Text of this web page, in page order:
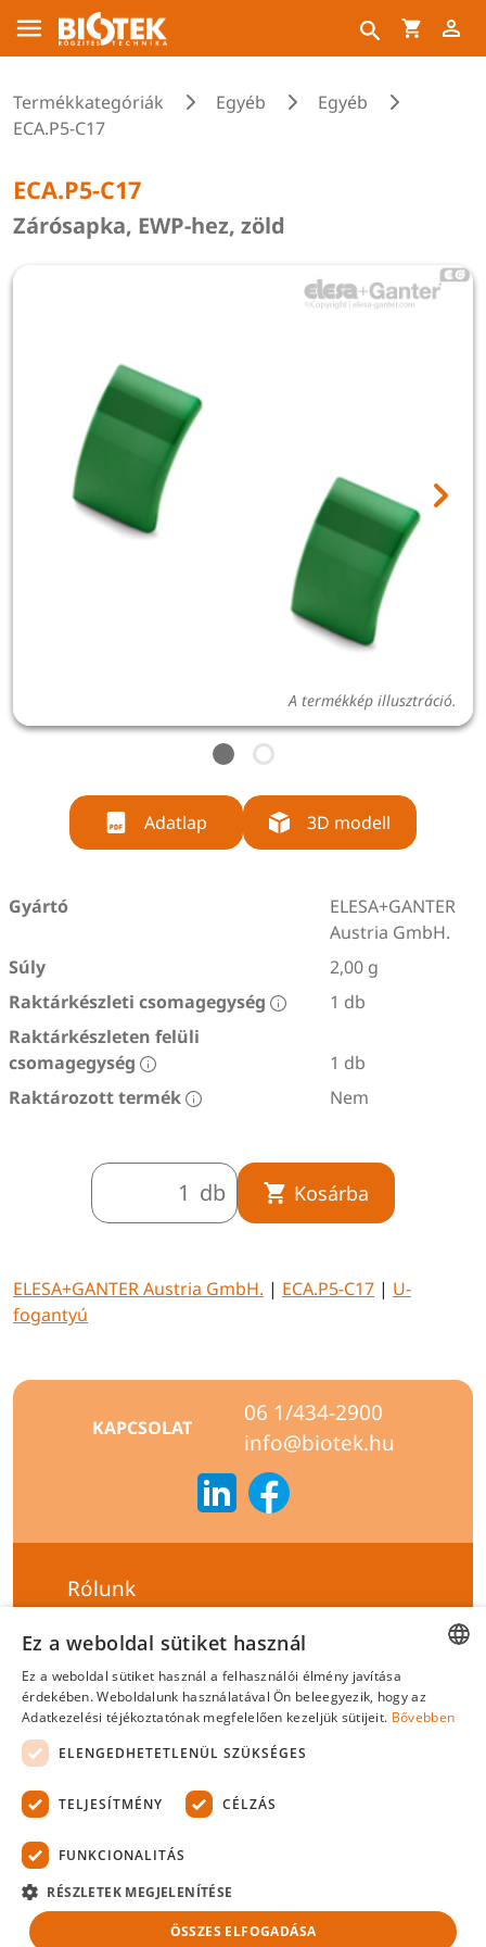
Termékkategóriák Egyéb
Egyéb
ECA.P5-C17
ECA.P5-C17
Zárósapka, EWP-hez, zöld
A termékkép illusztráció.
Adatlap 3D modell
Gyártó
ELESA+GANTER
Austria GmbH.
Súly
2,00 g
Raktárkészleti csomagegység
1 db
Raktárkészleten felüli
csomagegység
1 db
Raktározott termék
Nem
db Kosárba
ELESA+GANTER Austria GmbH. | ECA.P5-C17 | U-
fogantyú
KAPCSOLAT
06 1/434-2900
info@biotek.hu
Rólunk
Hírlevél feliratkozás
Általános szerződési feltételek
Adatvédelmi tájékoztató
Felelősségvállalási nyilatkozat
Tanúsítványok
2026 Minden jog fenntartva.
ENGLISH
Ez a weboldal sütiket használ
Ez a weboldal sütiket használ a felhasználói élmény javítása
érdekében. Weboldalunk használatával Ön beleegyezik, hogy az
Adatkezelési téjékoztatónak megfelelően kezeljük sütijeit. Bővebben
ELENGEDHETETLENÜL SZÜKSÉGES
TELJESÍTMÉNY CÉLZÁS
FUNKCIONALITÁS
RÉSZLETEK MEGJELENÍTÉSE
ÖSSZES ELFOGADÁSA